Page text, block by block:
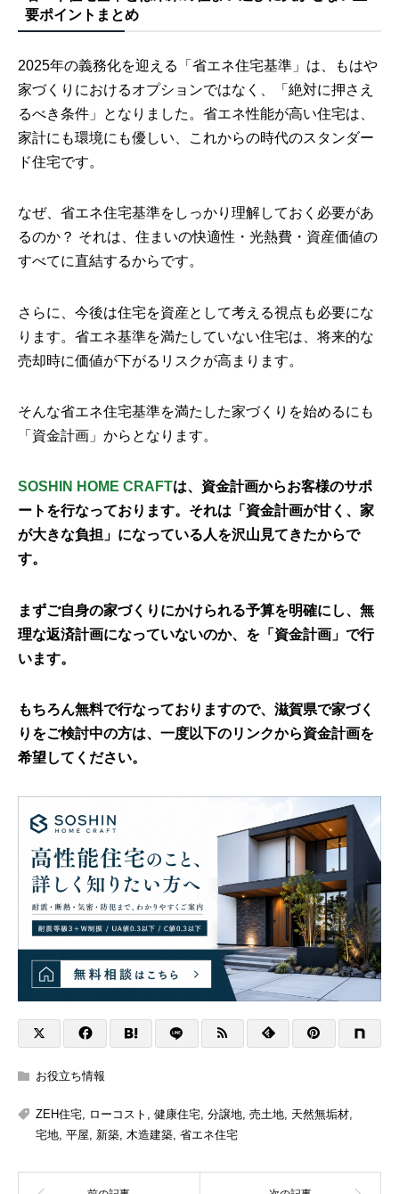
要ポイントまとめ
2025年の義務化を迎える「省エネ住宅基準」は、もはや
家づくりにおけるオプションではなく、「絶対に押さえ
るべき条件」となりました。省エネ性能が高い住宅は、
家計にも環境にも優しい、これからの時代のスタンダー
ド住宅です。
なぜ、省エネ住宅基準をしっかり理解しておく必要があ
るのか？ それは、住まいの快適性・光熱費・資産価値の
すべてに直結するからです。
さらに、今後は住宅を資産として考える視点も必要にな
ります。省エネ基準を満たしていない住宅は、将来的な
売却時に価値が下がるリスクが高まります。
そんな省エネ住宅基準を満たした家づくりを始めるにも
「資金計画」からとなります。
SOSHIN HOME CRAFTは、資金計画からお客様のサポ
ートを行なっております。それは「資金計画が甘く、家
が大きな負担」になっている人を沢山見てきたからで
す。
まずご自身の家づくりにかけられる予算を明確にし、無
理な返済計画になっていないのか、を「資金計画」で行
います。
もちろん無料で行なっておりますので、滋賀県で家づく
りをご検討中の方は、一度以下のリンクから資金計画を
希望してください。
お役立ち情報
ZEH住宅 ローコスト 健康住宅 分譲地 売土地 天然無垢材
宅地 平屋 新築 木造建築 省エネ住宅